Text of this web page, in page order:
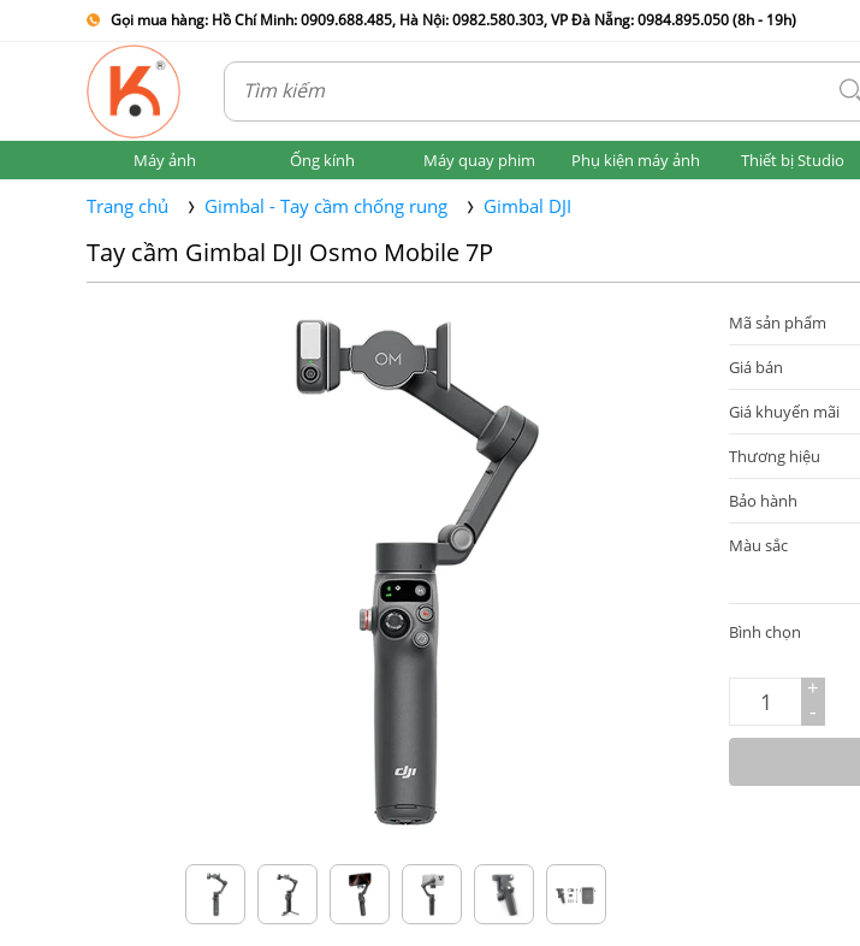
Gọi mua hàng: Hồ Chí Minh: 0909.688.485, Hà Nội: 0982.580.303, VP Đà Nẵng: 0984.895.050 (8h - 19h)
tlk
Máy ảnh Ống kính Máy quay phim Phụ kiện máy ảnh Thiết bị Studio
Trang chủ Gimbal - Tay cầm chống rung Gimbal DJI
Tay cầm Gimbal DJI Osmo Mobile 7P
Mã sản phẩm
Giá bán
Giá khuyến mãi
Thương hiệu
Bảo hành
Màu sắc
Bình chọn
+
-